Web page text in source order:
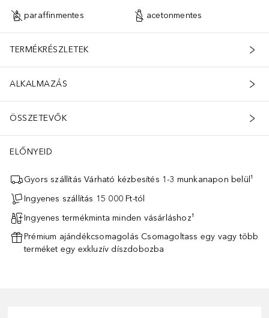
paraffinmentes acetonmentes
TERMÉKRÉSZLETEK
ALKALMAZÁS
ÖSSZETEVŐK
ELŐNYEID
Gyors szállítás Várható kézbesítés 1-3 munkanapon belül¹
Ingyenes szállítás 15 000 Ft-tól
Ingyenes termékminta minden vásárláshoz¹
Prémium ajándékcsomagolás Csomagoltass egy vagy több
terméket egy exkluzív díszdobozba